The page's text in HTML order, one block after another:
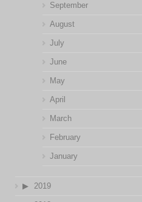
September
August
July
June
May
April
March
February
January
2019